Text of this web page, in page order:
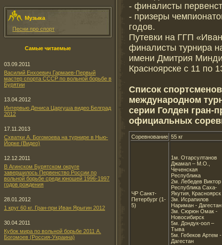
Музыка
Песни про спорт
Самые читаемые
03.09.2011
Василий Енхоевич Гармаев-Первый
мастер спорта СССР по вольной борьбе в
Бурятии
13.04.2012
Интервью Дениса Царгуша видео Белград
2012
17.11.2013
Схватки А. Богомоева на турнире в Нью-
Йорке (Видео)
12.12.2011
В Агинском Бурятском округе
завершилось Первенство России по
вольной борьбе среди юношей 1996-1997
годов рождения
28.01.2012
1 круг 60 кг. Гран-при Иван Ярыгин 2012
30.04.2011
Кубок мира по вольной борьбе 2011 А.
Богомоев (Россия-Украина)
- финалисты
- призеры
годов.
Путевки на ГГП
финалисты турнира
имени Дмитрия
Красноярске с 11 по
Список
международном
серии Голден гран-
официальных
Соревнование 55 кг
ЧР Санкт-
Петербург (1-
5)
1м. Отарсултанов
Джамал – М.О.,
Чеченская
Республика
2м. Лебедев Виктор
Республика Саха-
Якутия, Красноярск
3м. Исрапилов
Нариман - Дагестан
3м. Сюрюн Омак -
Новосибирск
5м. Дондук-оол –
Тыва
5м. Гебеков Артем -
Дагестан